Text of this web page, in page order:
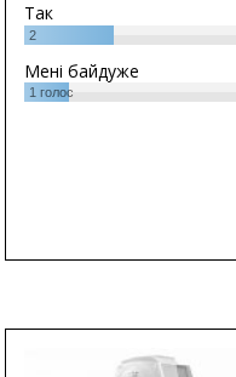
Так
2
Мені байдуже
1 голос